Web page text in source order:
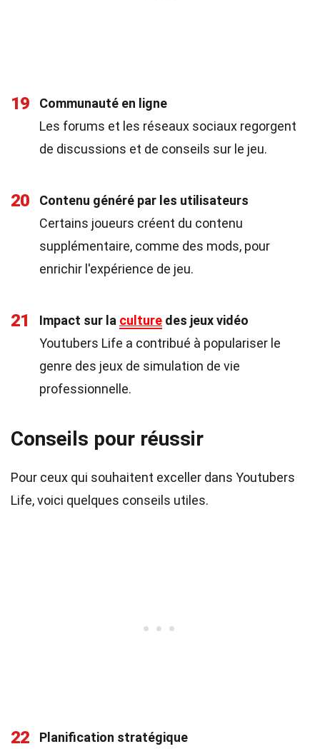
19
Communauté en ligne
Les forums et les réseaux sociaux regorgent
de discussions et de conseils sur le jeu.
20
Contenu généré par les utilisateurs
Certains joueurs créent du contenu
supplémentaire, comme des mods, pour
enrichir l'expérience de jeu.
21 Impact sur la culture des jeux vidéo
Youtubers Life a contribué à populariser le
genre des jeux de simulation de vie
professionnelle.
Conseils pour réussir
Pour ceux qui souhaitent exceller dans Youtubers
Life, voici quelques conseils utiles.
22 Planification stratégique